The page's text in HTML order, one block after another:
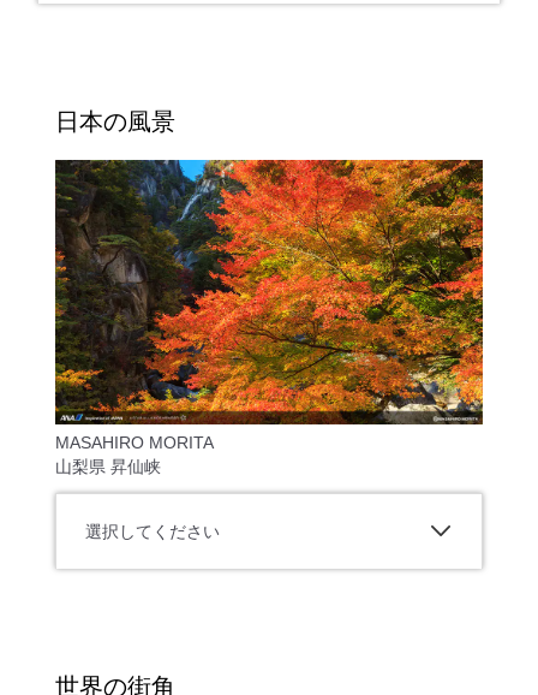
日本の風景
MASAHIRO MORITA
山梨県 昇仙峡
選択してください
世界の街角